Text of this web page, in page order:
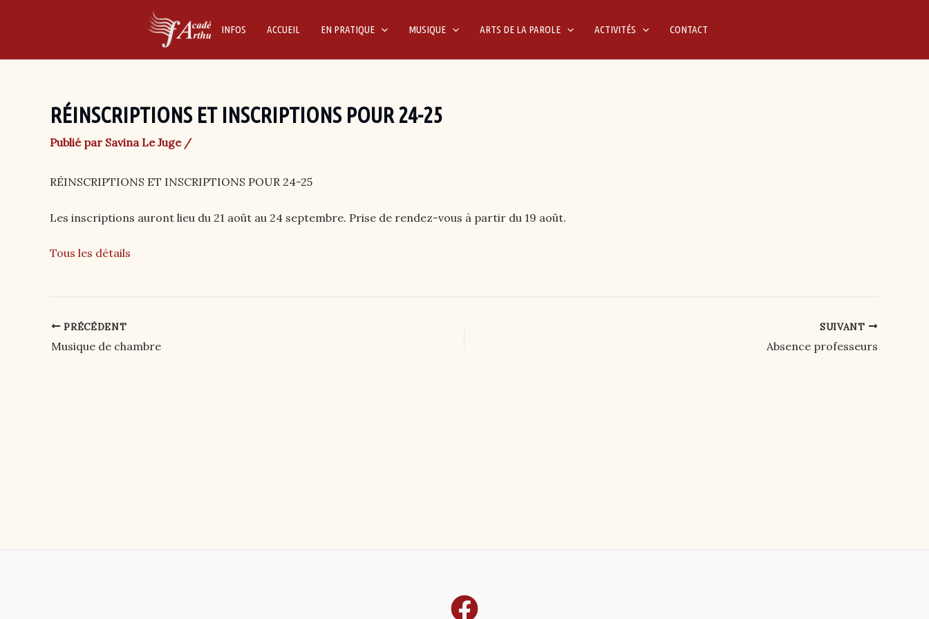
INFOS ACCUEIL EN PRATIQUE MUSIQUE ARTS DE LA PAROLE ACTIVITÉS CONTACT
RÉINSCRIPTIONS ET INSCRIPTIONS POUR 24-25
Publié par Savina Le Juge /
RÉINSCRIPTIONS ET INSCRIPTIONS POUR 24-25
Les inscriptions auront lieu du 21 août au 24 septembre. Prise de rendez-vous à partir du 19 août.
Tous les détails
Post
navigation
PRÉCÉDENT
Musique de chambre
SUIVANT
Absence professeurs